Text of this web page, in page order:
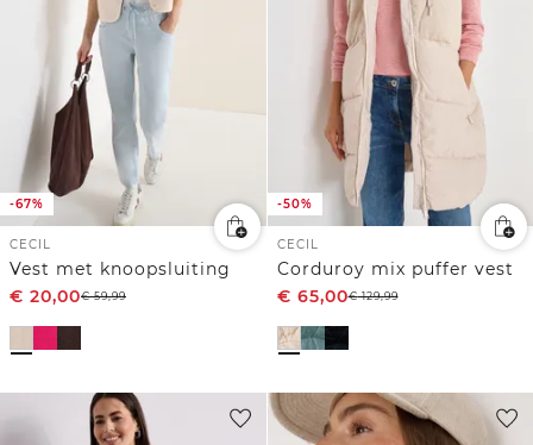
-67%
CECIL
Vest met knoopsluiting
€ 20,00€59,99
-50%
CECIL
Corduroy mix puffer vest
€ 65,00€129,99